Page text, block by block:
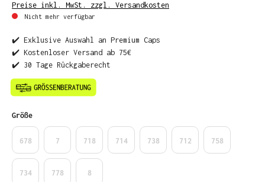
Preise inkl. MwSt. zzgl. Versandkosten
Nicht mehr verfügbar
✔️ Exklusive Auswahl an Premium Caps
✔️ Kostenloser Versand ab 75€
✔️ 30 Tage Rückgaberecht
Größeauswählen
678 7 718 714 738 712 758
734 778 8